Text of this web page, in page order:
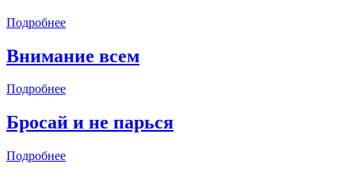
Подробнее
Внимание всем
Подробнее
Бросай и не парься
Подробнее